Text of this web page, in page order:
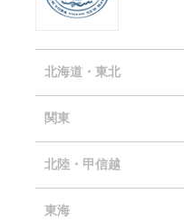
北海道・東北
関東
北陸・甲信越
東海